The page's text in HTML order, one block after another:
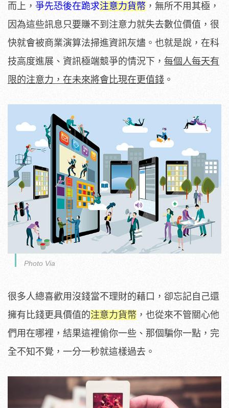
而上， 爭先恐後在跪求注意力貨幣 ，無所不用其極，
因為這些訊息只要賺不到注意力就失去數位價值，很
快就會被商業演算法掃進資訊灰燼。也就是說，在科
技高度進展、資訊極端競爭的情況下， 每個人每天有
限的注意力，在未來將會比現在更值錢 。
Photo Via
很多人總喜歡用沒錢當不理財的藉口，卻忘記自己還
擁有比錢更具價值的注意力貨幣 ，也從來不管關心他
們用在哪裡，結果這裡偷你一些、那個騙你一點，完
全不知不覺，一分一秒就這樣過去。